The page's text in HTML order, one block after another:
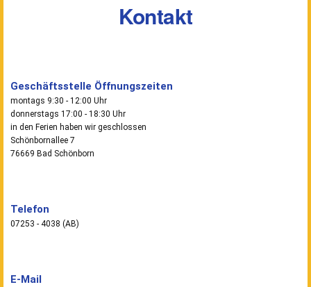
Kontakt
Geschäftsstelle Öffnungszeiten
montags 9:30 - 12:00 Uhr
donnerstags 17:00 - 18:30 Uhr
in den Ferien haben wir geschlossen
Schönbornallee 7
76669 Bad Schönborn
Telefon
07253 - 4038 (AB)
E-Mail